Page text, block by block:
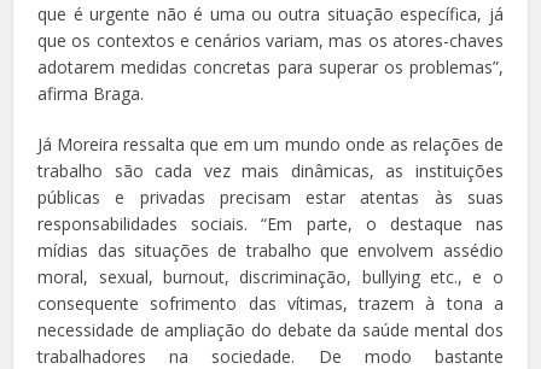
que é urgente não é uma ou outra situação específica, já
que os contextos e cenários variam, mas os atores-chaves
adotarem medidas concretas para superar os problemas”,
afirma Braga.
Já Moreira ressalta que em um mundo onde as relações de
trabalho são cada vez mais dinâmicas, as instituições
públicas e privadas precisam estar atentas às suas
responsabilidades sociais. “Em parte, o destaque nas
mídias das situações de trabalho que envolvem assédio
moral, sexual, burnout, discriminação, bullying etc., e o
consequente sofrimento das vítimas, trazem à tona a
necessidade de ampliação do debate da saúde mental dos
trabalhadores na sociedade. De modo bastante